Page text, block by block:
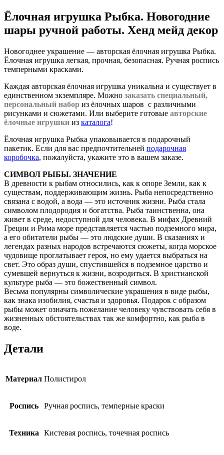
Ёлочная игрушка Рыбка. Новогодние
шары ручной работы. Хенд мейд декор
Новогоднее украшение — авторская ёлочная игрушка Рыбка.
Ёлочная игрушка легкая, прочная, безопасная. Ручная роспись
темперными красками.
Каждая авторская ёлочная игрушка уникальна и существует в
единственном экземпляре. Можно заказать специальный,
персональный набор из ёлочных шаров с различными
рисунками и сюжетами. Или выберите готовые авторские
ёлочные игрушки из каталога!
Ёлочная игрушка Рыбка упаковывается в подарочный
пакетик. Если для вас предпочтительней подарочная
коробочка, пожалуйста, укажите это в вашем заказе.
СИМВОЛ РЫБЫ. ЗНАЧЕНИЕ
В древности к рыбам относились, как к опоре Земли, как к
существам, поддерживающим жизнь. Рыба непосредственно
связана с водой, а вода — это источник жизни. Рыба стала
символом плодородия и богатства. Рыба таинственна, она
живет в среде, недоступной для человека. В мифах Древний
Греции и Рима море представляется частью подземного мира,
а его обитатели рыбы — это людские души. В сказаниях и
легендах разных народов встречаются сюжеты, когда морское
чудовище проглатывает героя, но ему удается выбраться на
свет. Это образ души, спустившейся в подземное царство и
сумевшей вернуться к жизни, возродиться. В христианской
культуре рыба — это божественный символ.
Весьма популярны символические украшения в виде рыбы,
как знака изобилия, счастья и здоровья. Подарок с образом
рыбы может означать пожелание человеку чувствовать себя в
жизненных обстоятельствах так же комфортно, как рыба в
воде.
Детали
Материал Полистирол
Роспись Ручная роспись, темперные краски
Техника Кистевая роспись, точечная роспись